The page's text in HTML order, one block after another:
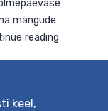
keel,